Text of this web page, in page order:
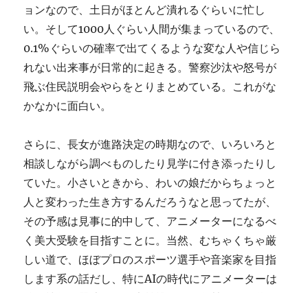
ョンなので、土日がほとんど潰れるぐらいに忙し
い。そして1000人ぐらい人間が集まっているので、
0.1%ぐらいの確率で出てくるような変な人や信じら
れない出来事が日常的に起きる。警察沙汰や怒号が
飛ぶ住民説明会やらをとりまとめている。これがな
かなかに面白い。
さらに、長女が進路決定の時期なので、いろいろと
相談しながら調べものしたり見学に付き添ったりし
ていた。小さいときから、わいの娘だからちょっと
人と変わった生き方するんだろうなと思ってたが、
その予感は見事に的中して、アニメーターになるべ
く美大受験を目指すことに。当然、むちゃくちゃ厳
しい道で、ほぼプロのスポーツ選手や音楽家を目指
します系の話だし、特にAIの時代にアニメーターは